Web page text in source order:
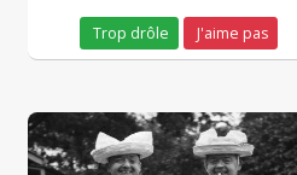
Trop drôle J'aime pas